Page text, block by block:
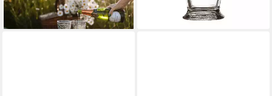
lieferbar - in 9-11 Werktagen bei
dir